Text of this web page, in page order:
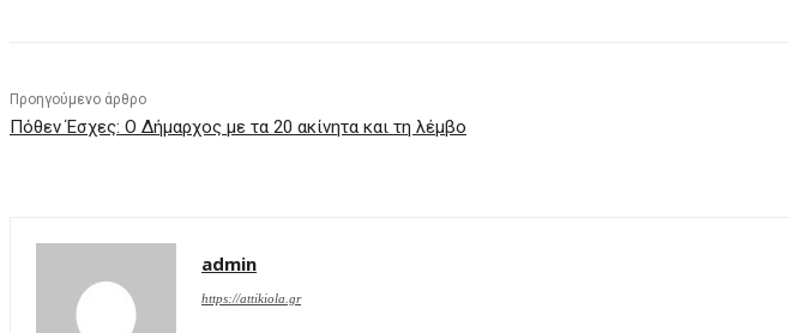
Προηγούμενο άρθρο
Πόθεν Έσχες: Ο Δήμαρχος με τα 20 ακίνητα και τη λέμβο
admin
https://attikiola.gr